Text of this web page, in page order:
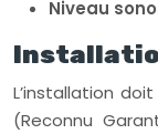
Niveau
L’installation
(Reconnu